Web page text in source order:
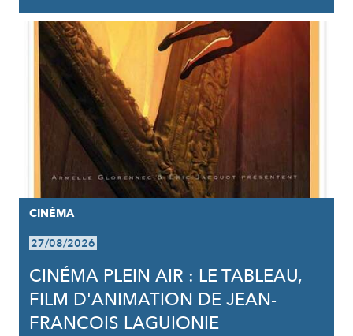
CINÉMA
27/08/2026
CINÉMA PLEIN AIR : LE TABLEAU,
FILM D'ANIMATION DE JEAN-
FRANCOIS LAGUIONIE